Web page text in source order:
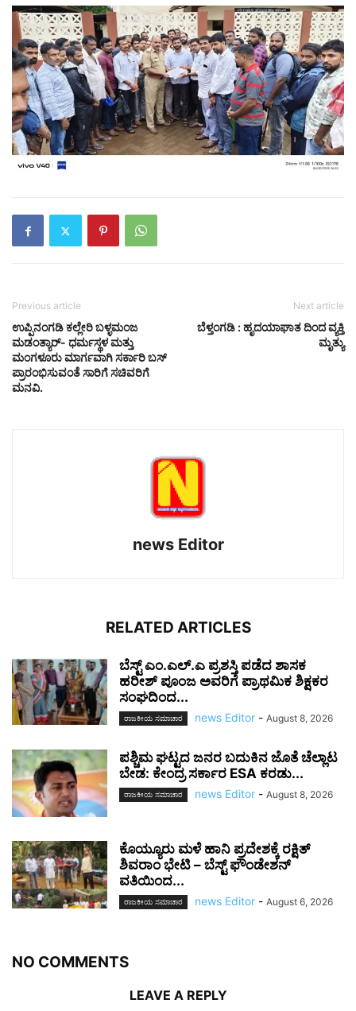
Previous article
ಉಪ್ಪಿನಂಗಡಿ ಕಲ್ಲೇರಿ ಬಳ್ಳಮಂಜ
ಮಡಂತ್ಯಾರ್- ಧರ್ಮಸ್ಥಳ ಮತ್ತು
ಮಂಗಳೂರು ಮಾರ್ಗವಾಗಿ ಸರ್ಕಾರಿ ಬಸ್
ಪ್ರಾರಂಭಿಸುವಂತೆ ಸಾರಿಗೆ ಸಚಿವರಿಗೆ
ಮನವಿ.
Next article
ಬೆಳ್ತಂಗಡಿ : ಹೃದಯಾಘಾತ ದಿಂದ ವ್ಯಕ್ತಿ
ಮೃತ್ಯು
news Editor
RELATED ARTICLES
ಬೆಸ್ಟ್ ಎಂ.ಎಲ್.ಎ ಪ್ರಶಸ್ತಿ ಪಡೆದ ಶಾಸಕ
ಹರೀಶ್ ಪೂಂಜ ಅವರಿಗೆ ಪ್ರಾಥಮಿಕ ಶಿಕ್ಷಕರ
ಸಂಘದಿಂದ...
ರಾಜಕೀಯ ಸಮಾಚಾರ news Editor - August 8, 2026
ಪಶ್ಚಿಮ ಘಟ್ಟದ ಜನರ ಬದುಕಿನ ಜೊತೆ ಚೆಲ್ಲಾಟ
ಬೇಡ: ಕೇಂದ್ರ ಸರ್ಕಾರ ESA ಕರಡು...
ರಾಜಕೀಯ ಸಮಾಚಾರ news Editor - August 8, 2026
ಕೊಯ್ಯೂರು ಮಳೆ ಹಾನಿ ಪ್ರದೇಶಕ್ಕೆ ರಕ್ಷಿತ್
ಶಿವರಾಂ ಭೇಟಿ – ಬೆಸ್ಟ್ ಫೌಂಡೇಶನ್
ವತಿಯಿಂದ...
ರಾಜಕೀಯ ಸಮಾಚಾರ news Editor - August 6, 2026
NO COMMENTS
LEAVE A REPLY